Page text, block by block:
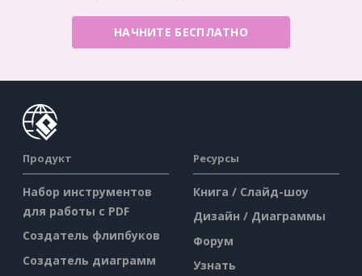
НАЧНИТЕ БЕСПЛАТНО
Продукт
Набор инструментов
для работы с PDF
Создатель флипбуков
Создатель диаграмм
Ресурсы
Книга / Слайд-шоу
Дизайн / Диаграммы
Форум
Узнать